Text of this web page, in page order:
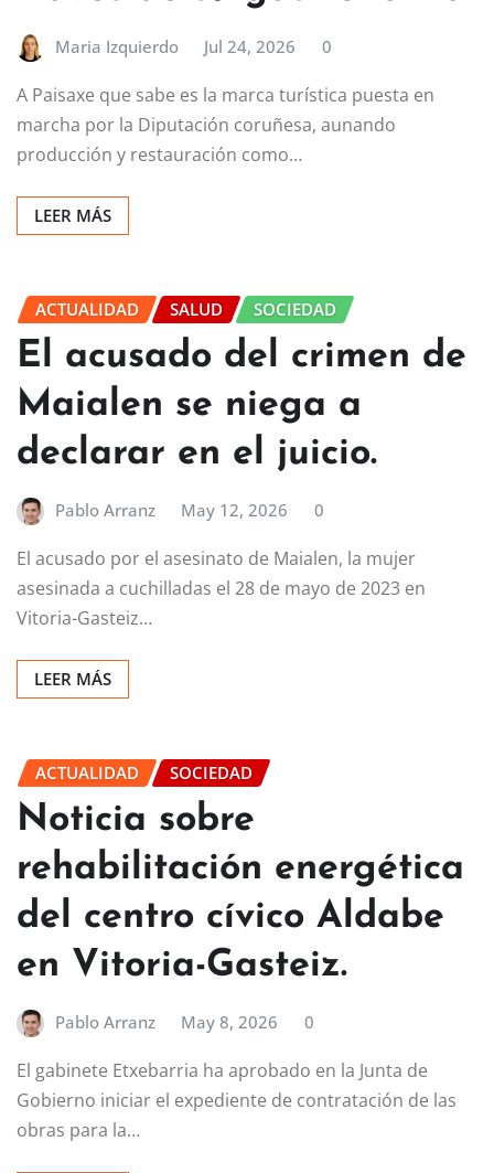
Maria Izquierdo Jul 24, 2026 0
A Paisaxe que sabe es la marca turística puesta en
marcha por la Diputación coruñesa, aunando
producción y restauración como…
LEER MÁS
ACTUALIDAD SALUD SOCIEDAD
El acusado del crimen de
Maialen se niega a
declarar en el juicio.
Pablo Arranz May 12, 2026 0
El acusado por el asesinato de Maialen, la mujer
asesinada a cuchilladas el 28 de mayo de 2023 en
Vitoria-Gasteiz…
LEER MÁS
ACTUALIDAD SOCIEDAD
Noticia sobre
rehabilitación energética
del centro cívico Aldabe
en Vitoria-Gasteiz.
Pablo Arranz May 8, 2026 0
El gabinete Etxebarria ha aprobado en la Junta de
Gobierno iniciar el expediente de contratación de las
obras para la…